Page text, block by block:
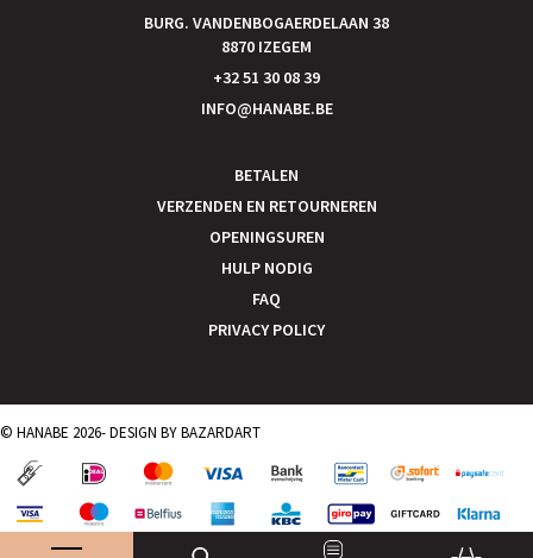
BURG. VANDENBOGAERDELAAN 38
8870 IZEGEM
+32 51 30 08 39
INFO@HANABE.BE
BETALEN
VERZENDEN EN RETOURNEREN
OPENINGSUREN
HULP NODIG
FAQ
PRIVACY POLICY
© HANABE 2026- DESIGN BYBAZARDART